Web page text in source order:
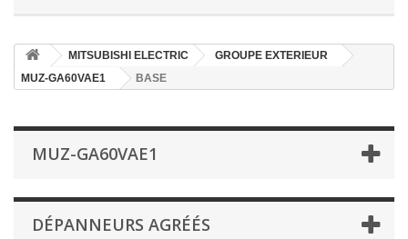
MITSUBISHI ELECTRIC
GROUPE EXTERIEUR
MUZ-GA60VAE1
BASE
MUZ-GA60VAE1
DÉPANNEURS AGRÉÉS